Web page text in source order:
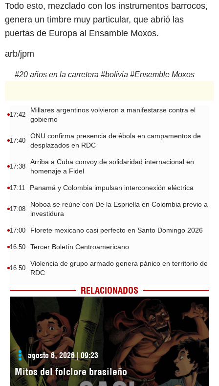
Todo esto, mezclado con los instrumentos barrocos,
genera un timbre muy particular, que abrió las
puertas de Europa al Ensamble Moxos.
arb/jpm
#20 años en la carretera #bolivia #Ensemble Moxos
17:42
Millares argentinos volvieron a manifestarse contra el
gobierno
17:40
ONU confirma presencia de ébola en campamentos de
desplazados en RDC
17:38
Arriba a Cuba convoy de solidaridad internacional en
homenaje a Fidel
17:11 Panamá y Colombia impulsan interconexión eléctrica
17:08
Noboa se reúne con De la Espriella en Colombia previo a
investidura
17:00 Florete mexicano casi perfecto en Santo Domingo 2026
16:50 Tercer Boletín Centroamericano
16:50
Violencia de grupo armado genera pánico en territorio de
RDC
RELACIONADOS
agosto 6, 2026 | 09:23
Mitos del folclore brasileño